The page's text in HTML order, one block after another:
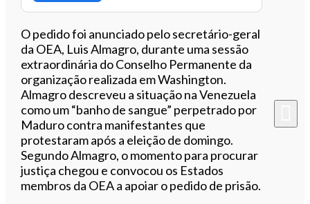
O pedido foi anunciado pelo secretário-geral
da OEA, Luis Almagro, durante uma sessão
extraordinária do Conselho Permanente da
organização realizada em Washington.
Almagro descreveu a situação na Venezuela
como um “banho de sangue” perpetrado por
Maduro contra manifestantes que
protestaram após a eleição de domingo.
Segundo Almagro, o momento para procurar
justiça chegou e convocou os Estados
membros da OEA a apoiar o pedido de prisão.